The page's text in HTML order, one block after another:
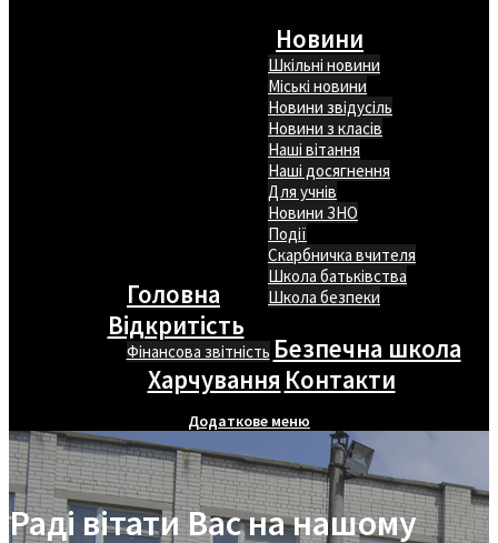
Головна
Новини
Шкільні новини
Міські новини
Новини звідусіль
Новини з класів
Наші вітання
Наші досягнення
Для учнів
Новини ЗНО
Події
Скарбничка вчителя
Школа батьківства
Школа безпеки
Відкритість
Фінансова звітність Безпечна школа
Харчування Контакти
Додаткове меню
Раді вітати Вас на нашому